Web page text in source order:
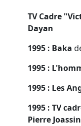
TV Cadre
Dayan
1995 : Baka
1995 :
1995 : Les
1995 : TV
Pierre Joassin